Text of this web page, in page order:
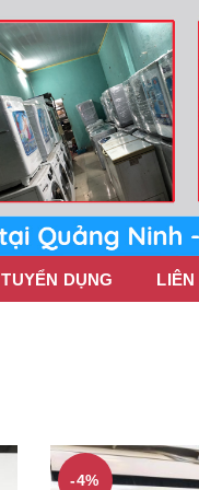
TUYỂN DỤNG LIÊN
-4%